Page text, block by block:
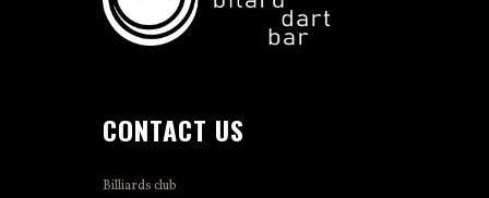
CONTACT US
Billiards club